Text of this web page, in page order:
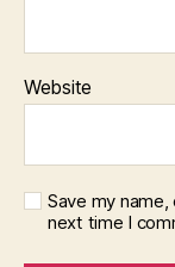
Website
Save my
next time I